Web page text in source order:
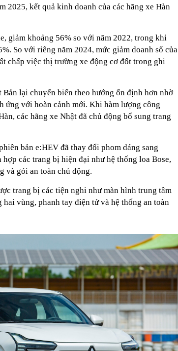
2025, kết quả kinh doanh của các hãng xe Hàn
giảm khoảng 56% so với năm 2022, trong khi
So với riêng năm 2024, mức giảm doanh số của
chấp việc thị trường xe động cơ đốt trong ghi
lại chuyển biến theo hướng ổn định hơn nhờ
ứng với hoàn cảnh mới. Khi hàm lượng công
các hãng xe Nhật đã chủ động bổ sung trang
bản e:HEV đã thay đổi phom dáng sang
các trang bị hiện đại như hệ thống loa Bose,
và gói an toàn chủ động.
trang bị các tiện nghi như màn hình trung tâm
vùng, phanh tay điện tử và hệ thống an toàn